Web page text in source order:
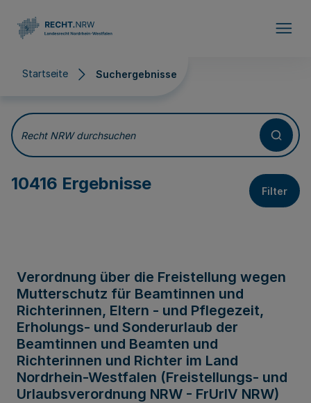
Startseite Suchergebnisse
Suchergebnisse
Recht NRW durchsuchen
10416 Ergebnisse Filter
Verordnung über die Freistellung wegen
Mutterschutz für Beamtinnen und
Richterinnen, Eltern - und Pflegezeit,
Erholungs- und Sonderurlaub der
Beamtinnen und Beamten und
Richterinnen und Richter im Land
Nordrhein-Westfalen (Freistellungs- und
Urlaubsverordnung NRW - FrUrlV NRW)